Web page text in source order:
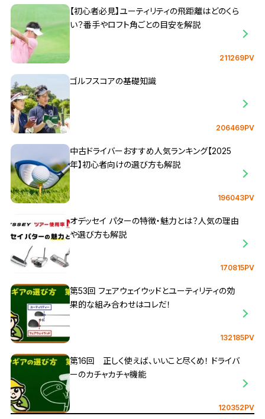
【初心者必見】ユーティリティの飛距離はどのくら
い？番手やロフト角ごとの目安を解説
211269PV
ゴルフスコアの基礎知識
206469PV
中古ドライバーおすすめ人気ランキング【2025
年】初心者向けの選び方も解説
196043PV
オデッセイ パターの特徴・魅力とは？人気の理由
や選び方も解説
170815PV
第53回 フェアウェイウッドとユーティリティの効
果的な組み合わせはコレだ！
132185PV
第16回 正しく使えば、いいこと尽くめ！ ドライバ
ーのカチャカチャ機能
120352PV